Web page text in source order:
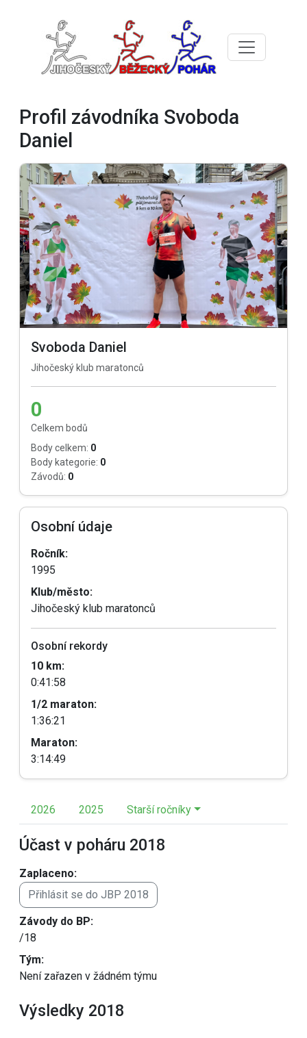
Profil závodníka Svoboda
Daniel
Svoboda Daniel
Jihočeský klub maratonců
0
Celkem bodů
Body celkem: 0
Body kategorie: 0
Závodů: 0
Osobní údaje
Ročník:
1995
Klub/město:
Jihočeský klub maratonců
Osobní rekordy
10 km:
0:41:58
1/2 maraton:
1:36:21
Maraton:
3:14:49
2026 2025 Starší ročníky
Účast v poháru 2018
Zaplaceno:
Přihlásit se do JBP 2018
Závody do BP:
/18
Tým:
Není zařazen v žádném týmu
Výsledky 2018